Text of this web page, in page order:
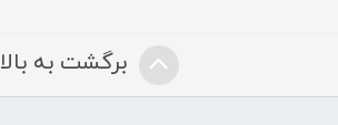
برگشت به بالا